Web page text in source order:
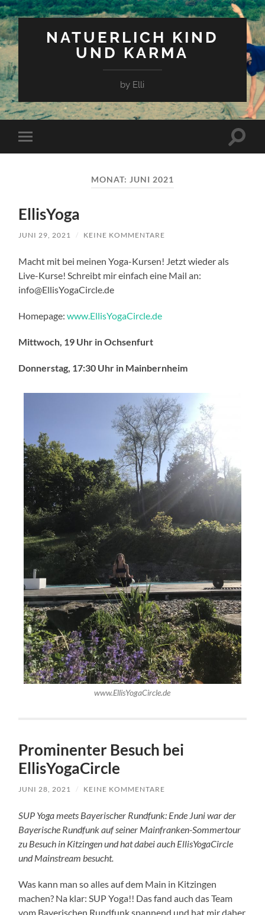
NATUERLICH KIND
UND KARMA
by Elli
Mobile-
Menü
MONAT: JUNI 2021
EllisYoga
JUNI 29, 2021 / KEINE KOMMENTARE
Macht mit bei meinen Yoga-Kursen! Jetzt wieder als
Live-Kurse! Schreibt mir einfach eine Mail an:
info@EllisYogaCircle.de
Homepage:www.EllisYogaCircle.de
Mittwoch, 19 Uhr in Ochsenfurt
Donnerstag, 17:30 Uhr in Mainbernheim
www.EllisYogaCircle.de
Prominenter Besuch bei
EllisYogaCircle
JUNI 28, 2021 / KEINE KOMMENTARE
SUP Yoga meets Bayerischer Rundfunk: Ende Juni war der
Bayerische Rundfunk auf seiner Mainfranken-Sommertour
zu Besuch in Kitzingen und hat dabei auch EllisYogaCircle
und Mainstream besucht.
Was kann man so alles auf dem Main in Kitzingen
machen? Na klar: SUP Yoga!! Das fand auch das Team
vom Bayerischen Rundfunk spannend und hat mir daher